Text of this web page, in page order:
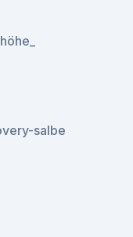
salbe